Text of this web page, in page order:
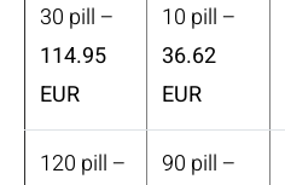
30 pill –
114.95
EUR
10 pill –
36.62
EUR
120 pill –
90 pill –